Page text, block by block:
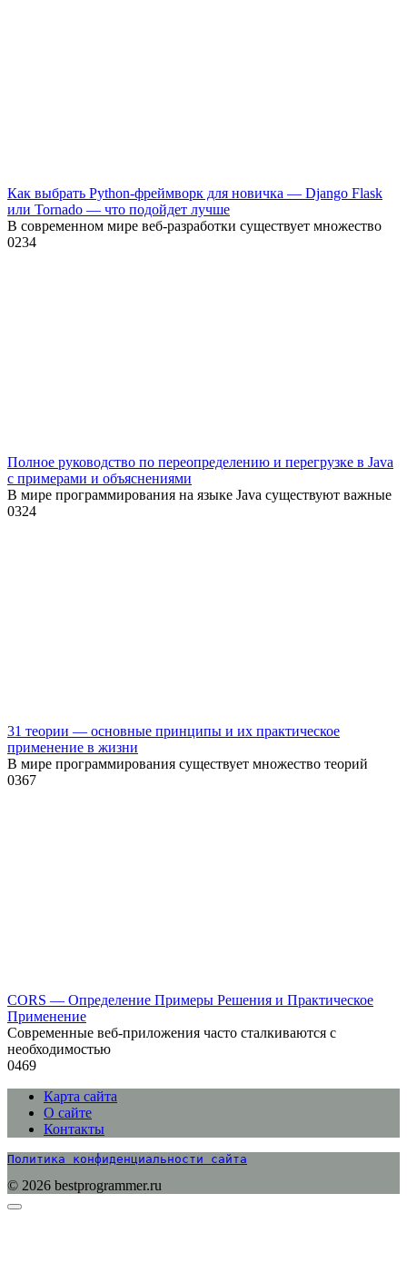
Как выбрать Python-фреймворк для новичка — Django Flask
или Tornado — что подойдет лучше
В современном мире веб-разработки существует множество
0234
Полное руководство по переопределению и перегрузке в Java
с примерами и объяснениями
В мире программирования на языке Java существуют важные
0324
31 теории — основные принципы и их практическое
применение в жизни
В мире программирования существует множество теорий
0367
CORS — Определение Примеры Решения и Практическое
Применение
Современные веб-приложения часто сталкиваются с
необходимостью
0469
Карта сайта
О сайте
Контакты
Политика конфиденциальности сайта
© 2026 bestprogrammer.ru